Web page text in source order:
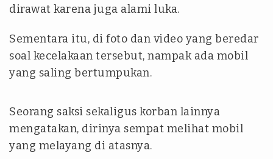
dirawat karena juga alami luka.
Sementara itu, di foto dan video yang beredar
soal kecelakaan tersebut, nampak ada mobil
yang saling bertumpukan.
Seorang saksi sekaligus korban lainnya
mengatakan, dirinya sempat melihat mobil
yang melayang di atasnya.